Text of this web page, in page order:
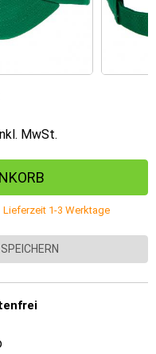
MwSt.
1-3 Werktage